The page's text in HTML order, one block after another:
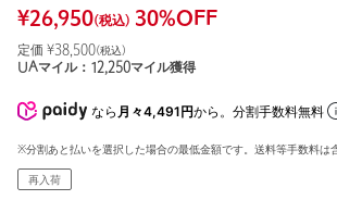
¥26,950(税込) 30%OFF
定価 ¥38,500(税込)
UAマイル： 12,250マイル獲得
なら 月々4,491円から。分割手数料無料
※分割あと払いを選択した場合の最低金額です。送料等手数料は
再入荷